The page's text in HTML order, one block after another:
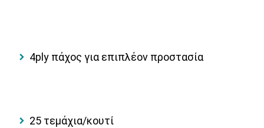
4ply πάχος για επιπλέον προστασία
25 τεμάχια/κουτί